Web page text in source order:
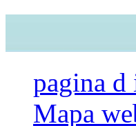
pagina
Mapa